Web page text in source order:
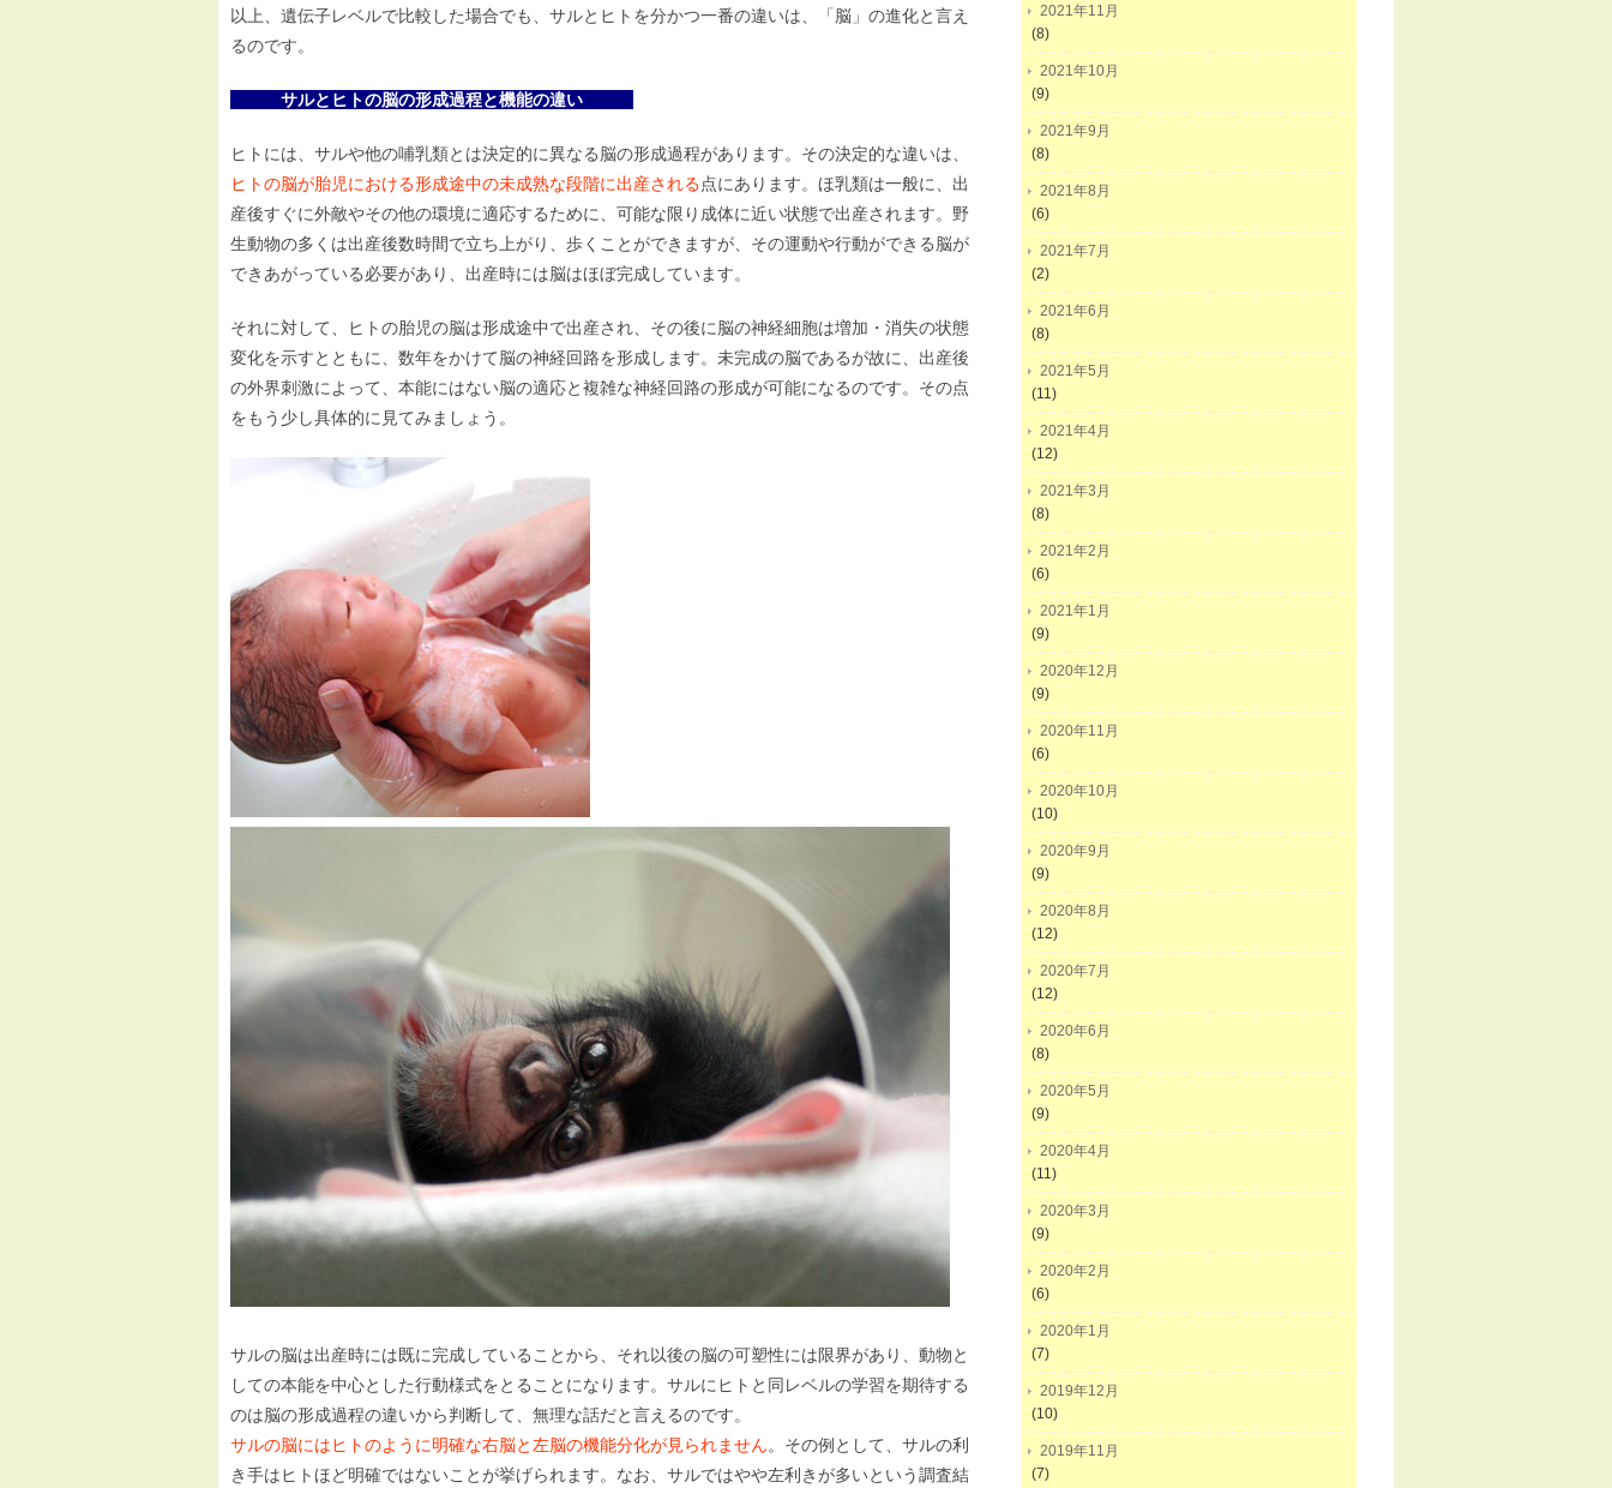
以上、遺伝子レベルで比較した場合でも、サルとヒトを分かつ一番の違いは、「脳」の進化と言え
るのです。
サルとヒトの脳の形成過程と機能の違い
ヒトには、サルや他の哺乳類とは決定的に異なる脳の形成過程があります。その決定的な違いは、
ヒトの脳が胎児における形成途中の未成熟な段階に出産される点にあります。ほ乳類は一般に、出
産後すぐに外敵やその他の環境に適応するために、可能な限り成体に近い状態で出産されます。野
生動物の多くは出産後数時間で立ち上がり、歩くことができますが、その運動や行動ができる脳が
できあがっている必要があり、出産時には脳はほぼ完成しています。
それに対して、ヒトの胎児の脳は形成途中で出産され、その後に脳の神経細胞は増加・消失の状態
変化を示すとともに、数年をかけて脳の神経回路を形成します。未完成の脳であるが故に、出産後
の外界刺激によって、本能にはない脳の適応と複雑な神経回路の形成が可能になるのです。その点
をもう少し具体的に見てみましょう。
サルの脳は出産時には既に完成していることから、それ以後の脳の可塑性には限界があり、動物と
しての本能を中心とした行動様式をとることになります。サルにヒトと同レベルの学習を期待する
のは脳の形成過程の違いから判断して、無理な話だと言えるのです。
サルの脳にはヒトのように明確な右脳と左脳の機能分化が見られません。その例として、サルの利
き手はヒトほど明確ではないことが挙げられます。なお、サルではやや左利きが多いという調査結
2021年11月
(8)
2021年10月
(9)
2021年9月
(8)
2021年8月
(6)
2021年7月
(2)
2021年6月
(8)
2021年5月
(11)
2021年4月
(12)
2021年3月
(8)
2021年2月
(6)
2021年1月
(9)
2020年12月
(9)
2020年11月
(6)
2020年10月
(10)
2020年9月
(9)
2020年8月
(12)
2020年7月
(12)
2020年6月
(8)
2020年5月
(9)
2020年4月
(11)
2020年3月
(9)
2020年2月
(6)
2020年1月
(7)
2019年12月
(10)
2019年11月
(7)